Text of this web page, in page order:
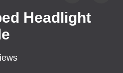
Headlight